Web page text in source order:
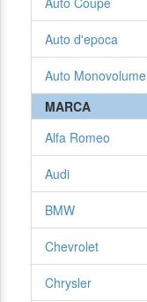
Auto d'epoca
Auto Monovolume
MARCA
Alfa Romeo
Audi
BMW
Chevrolet
Chrysler